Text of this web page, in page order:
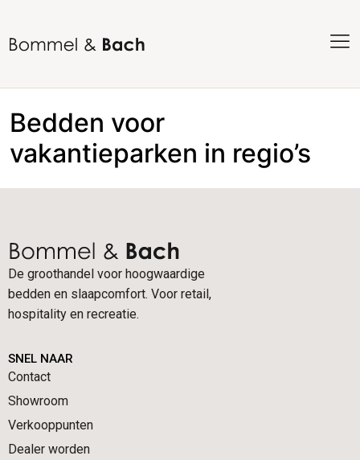
Bedden voor
vakantieparken in regio’s
De groothandel voor hoogwaardige
bedden en slaapcomfort. Voor retail,
hospitality en recreatie.
SNEL NAAR
Contact
Showroom
Verkooppunten
Dealer worden